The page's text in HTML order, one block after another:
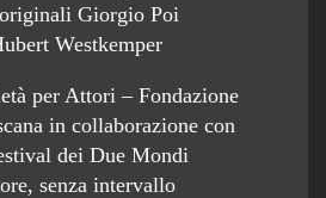
Giorgio Poi
Westkemper
per Attori – Fondazione
in collaborazione con
dei Due Mondi
senza intervallo